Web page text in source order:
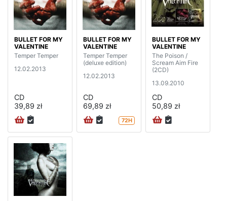
BULLET FOR MY
VALENTINE
Temper Temper
12.02.2013
CD
39,89 zł
BULLET FOR MY
VALENTINE
Temper Temper
(deluxe edition)
12.02.2013
CD
69,89 zł
72H
BULLET FOR MY
VALENTINE
The Poison /
Scream Aim Fire
(2CD)
13.09.2010
CD
50,89 zł